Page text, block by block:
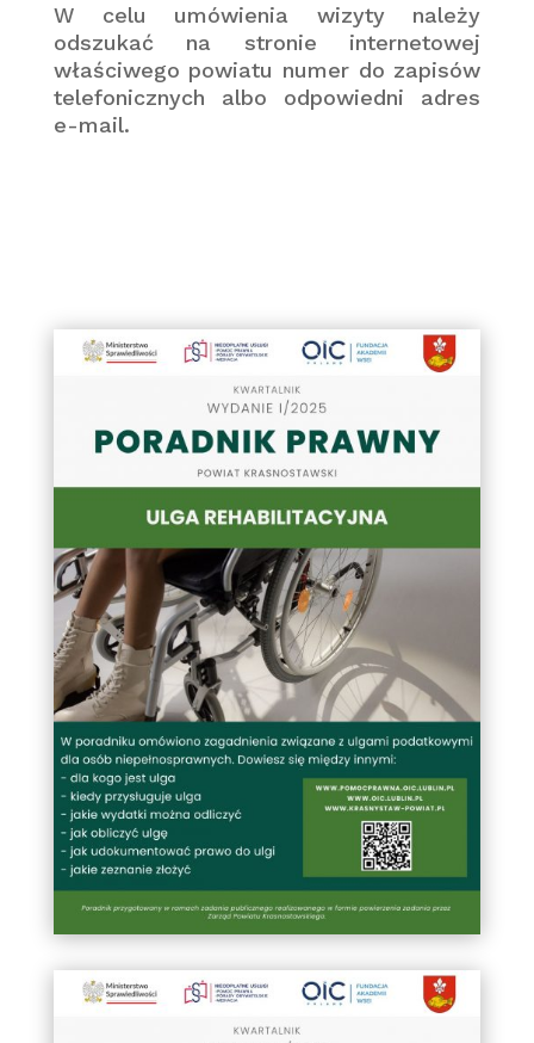
W celu umówienia wizyty należy
odszukać na stronie internetowej
właściwego powiatu numer do zapisów
telefonicznych albo odpowiedni adres
e-mail.